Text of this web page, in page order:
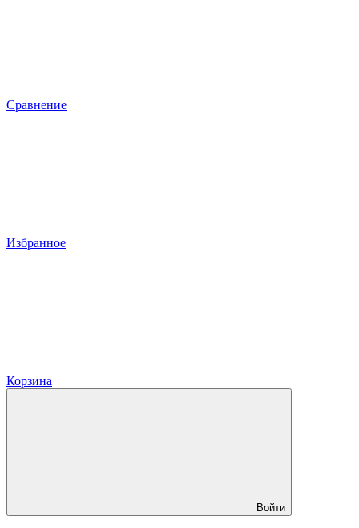
Сравнение
Избранное
Корзина
Войти